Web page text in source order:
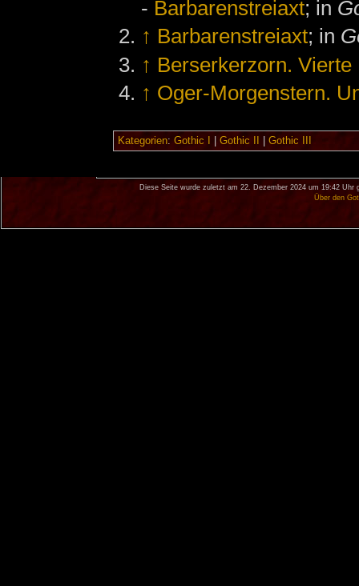
- Barbarenstreiaxt; in
↑ Barbarenstreiaxt; in
↑ Berserkerzorn. Vierte
↑ Oger-Morgenstern.
Kategorien: Gothic I Gothic II Gothic III
Diese Seite wurde zuletzt am 22. Dezember 2024 um 19:42 Uhr
Über den